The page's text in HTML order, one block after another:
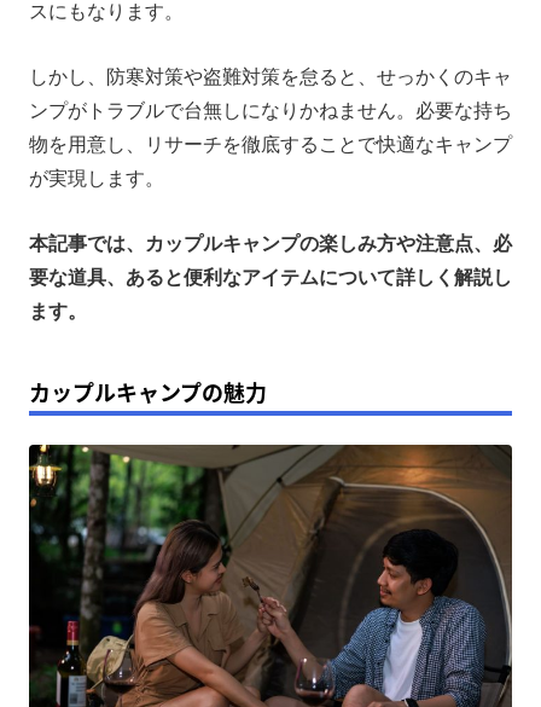
カップルキャンプにあれば便利なアイテム
まとめ
スにもなります。
しかし、防寒対策や盗難対策を怠ると、せっかくのキャ
ンプがトラブルで台無しになりかねません。必要な持ち
物を用意し、リサーチを徹底することで快適なキャンプ
が実現します。
本記事では、カップルキャンプの楽しみ方や注意点、必
要な道具、あると便利なアイテムについて詳しく解説し
ます。
カップルキャンプの魅力